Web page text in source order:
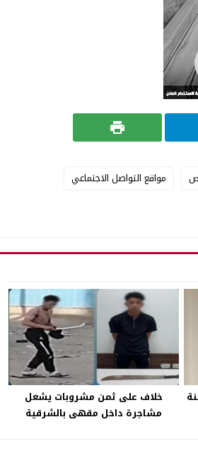
مواقع التواصل الاجتماعي
خلاف على ثمن مشروبات يشعل
مشاجرة داخل مقهى بالشرقية